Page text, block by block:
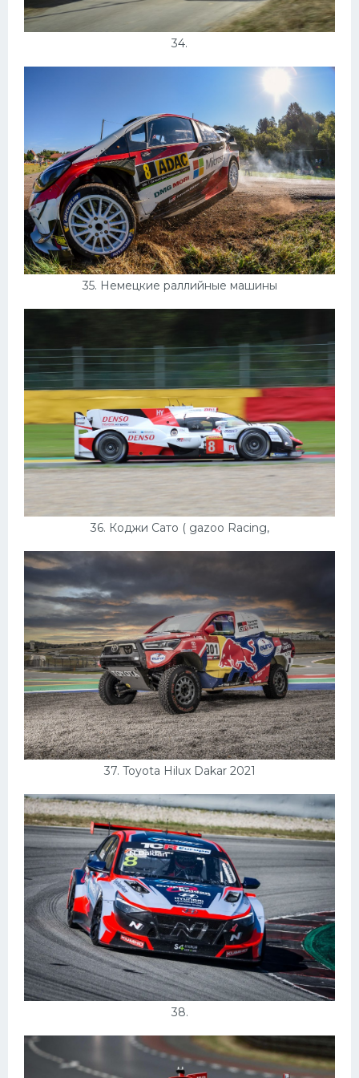
34.
35. Немецкие раллийные машины
36. Коджи Сато ( gazoo Racing,
37. Toyota Hilux Dakar 2021
38.